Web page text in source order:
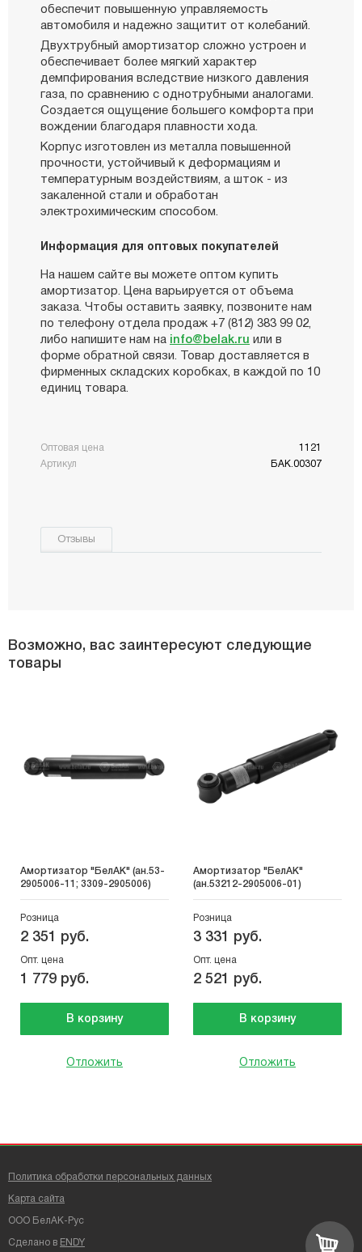
обеспечит повышенную управляемость
автомобиля и надежно защитит от колебаний.
Двухтрубный амортизатор сложно устроен и
обеспечивает более мягкий характер
демпфирования вследствие низкого давления
газа, по сравнению с однотрубными аналогами.
Создается ощущение большего комфорта при
вождении благодаря плавности хода.
Корпус изготовлен из металла повышенной
прочности, устойчивый к деформациям и
температурным воздействиям, а шток - из
закаленной стали и обработан
электрохимическим способом.
Информация для оптовых покупателей
На нашем сайте вы можете оптом купить
амортизатор. Цена варьируется от объема
заказа. Чтобы оставить заявку, позвоните нам
по телефону отдела продаж +7 (812) 383 99 02,
либо напишите нам на info@belak.ru или в
форме обратной связи. Товар доставляется в
фирменных складских коробках, в каждой по 10
единиц товара.
Оптовая цена
1121
Артикул
БАК.00307
Отзывы
Возможно, вас заинтересуют следующие
товары
Амортизатор "БелАК" (ан.53-
2905006-11; 3309-2905006)
Розница
2 351 руб.
Опт. цена
1 779 руб.
В корзину
Отложить
Амортизатор "БелАК"
(ан.53212-2905006-01)
Розница
3 331 руб.
Опт. цена
2 521 руб.
В корзину
Отложить
ООО БелАК-Рус
Политика обработки персональных данных
Карта сайта
Сделано в ENDY